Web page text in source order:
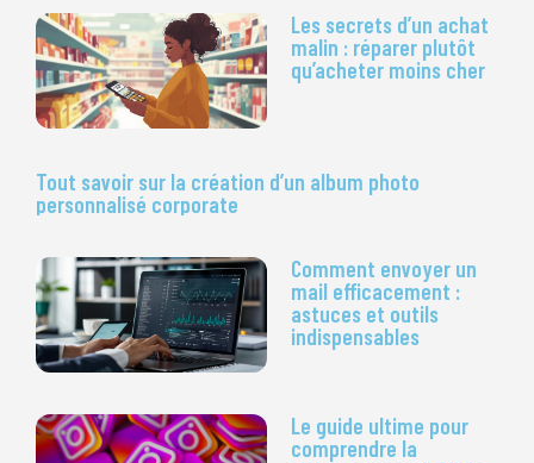
Les secrets d’un achat
malin : réparer plutôt
qu’acheter moins cher
Tout savoir sur la création d’un album photo
personnalisé corporate
Comment envoyer un
mail efficacement :
astuces et outils
indispensables
Le guide ultime pour
comprendre la